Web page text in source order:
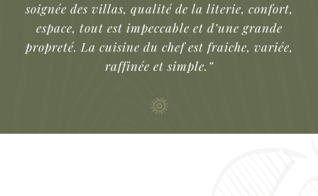
soignée des villas, qualité de la literie, confort,
espace, tout est impeccable et d’une grande
propreté. La cuisine du chef est fraiche, variée,
raffinée et simple.”